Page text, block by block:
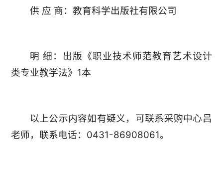
供 应 商：教育科学出版社有限公司
明 细：出版《职业技术师范教育艺术设计
类专业教学法》1本
以上公示内容如有疑义，可联系采购中心吕
老师，联系电话：0431-86908061。